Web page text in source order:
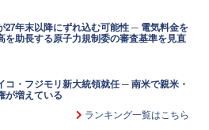
27年末以降にずれ込む可能性 ─ 電気料金を
を助長する原子力規制委の審査基準を見直
コ・フジモリ新大統領就任 ─ 南米で親米・
が増えている
ランキング一覧はこちら